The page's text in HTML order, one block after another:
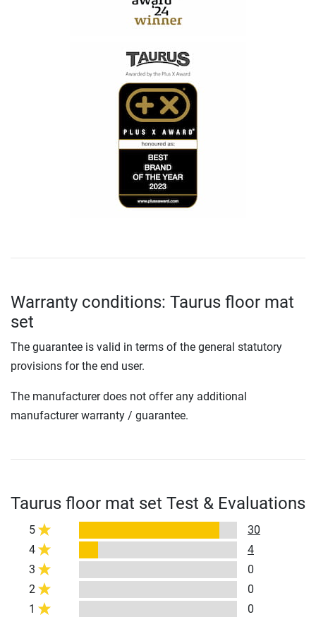
Warranty conditions: Taurus floor mat
set
The guarantee is valid in terms of the general statutory
provisions for the end user.
The manufacturer does not offer any additional
manufacturer warranty / guarantee.
Taurus floor mat set Test & Evaluations
5
30
4
4
3
0
2
0
1
0